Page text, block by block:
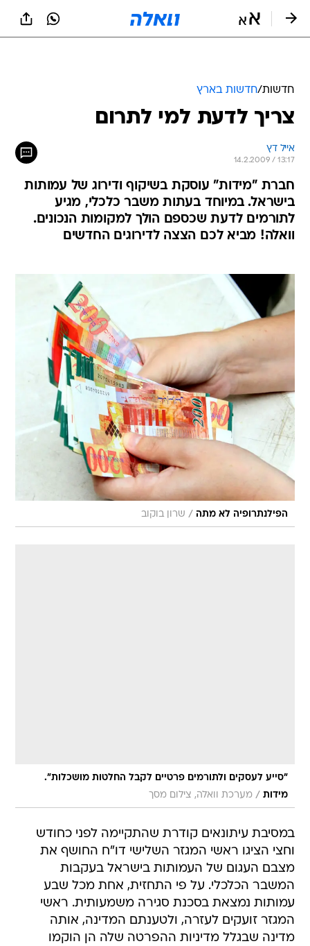
חדשות/חדשות בארץ
צריך לדעת למי לתרום
אייל דץ
14.2.2009 / 13:17
חברת "מידות" עוסקת בשיקוף ודירוג של עמותות
בישראל. במיוחד בעתות משבר כלכלי, מגיע
לתורמים לדעת שכספם הולך למקומות הנכונים.
וואלה! מביא לכם הצצה לדירוגים החדשים
הפילנתרופיה לא מתה / שרון בוקוב
"סייע לעסקים ולתורמים פרטיים לקבל החלטות מושכלות".
מידות / מערכת וואלה, צילום מסך
במסיבת עיתונאים קודרת שהתקיימה לפני כחודש
וחצי הציגו ראשי המגזר השלישי דו"ח החושף את
מצבם העגום של העמותות בישראל בעקבות
המשבר הכלכלי. על פי התחזית, אחת מכל שבע
עמותות נמצאת בסכנת סגירה משמעותית. ראשי
המגזר זועקים לעזרה, ולטענתם המדינה, אותה
מדינה שבגלל מדיניות ההפרטה שלה הן הוקמו